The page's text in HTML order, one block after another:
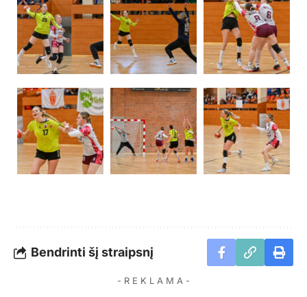
Bendrinti šį straipsnį
- R E K L A M A -